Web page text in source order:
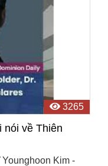
3265
nói về Thiên
Kim -